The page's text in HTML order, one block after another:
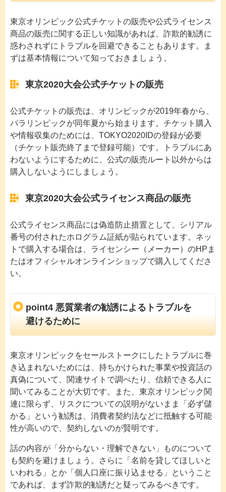
東京オリンピック公式チケットの販売や公式ライセンス
商品の販売に関する正しい知識があれば、詐欺的勧誘に
惑わされずにトラブルを回避できることもあります。ま
ずは基本情報について知っておきましょう 。
東京2020大会公式チケットの販売
公式チケットの販売は、オリンピックが2019年春から、
パラリンピックが同年夏から始まります。チケット購入
や情報収集のためには、TOKYO2020IDの登録が必要
（チケット販売終了まで登録可能）です。トラブルにあ
わないようにするために、公式の販売ルート以外からは
購入しないようにしましょう。
東京2020大会公式ライセンス商品の販売
公式ライセンス商品には偽造防止措置として、シリアル
番号の付されたホログラム証紙が貼られています。ネッ
トで購入する場合は、ライセンシー（メーカー）のHPま
たはオフィシャルオンラインショップで購入してくださ
い。
point4 悪質業者の勧誘によるトラブルを
避けるために
東京オリンピックをセールストークにしたトラブルに巻
き込まれないためには、持ちかけられた事業や投資話の
真偽について、 関連サイトで調べたり、信頼できる人に
聞いてみることが大切です。また、東京オリンピック関
連に限らず、リスクについての説明がないまま「必ず儲
かる」という勧誘は、消費者契約法などに抵触する可能
性が高いので、契約しないのが賢明です。
話の内容が「分からない・理解できない」ものについて
も契約を避けましょう。さらに「名前を貸してほしいと
いわれる」とか「個人口座に振り込ませる」ということ
であれば、まず詐欺的勧誘だと疑ってみるべきです。